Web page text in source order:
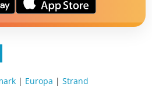
einloggen
ist automatisch aktiviert